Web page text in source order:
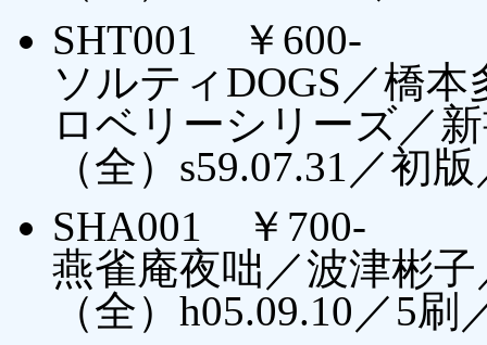
SHT001 ￥600-
ソルティDOGS／橋
ロベリーシリーズ／
（全）s59.07.31／初
SHA001 ￥700-
燕雀庵夜咄／波津彬
（全）h05.09.10／5刷